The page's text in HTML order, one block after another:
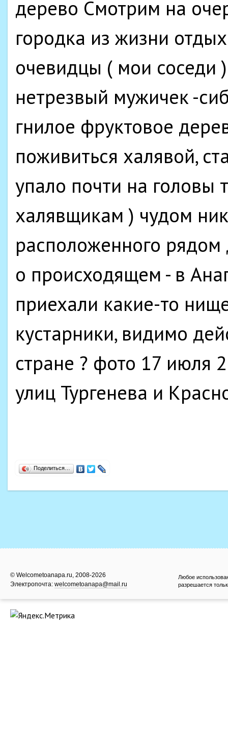
Поделиться…
© Welcometoanapa.ru, 2008-2026
Электропочта: welcometoanapa@mail.ru
Любое
разрешается